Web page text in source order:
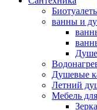
ванны и
Душевые
Летний
Мебель